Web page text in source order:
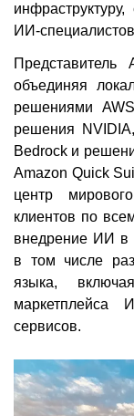
ИИ-
объединяя
решениями
решения
Bedrock и
Amazon Quick
центр
клиентов по
внедрение ИИ в
в том числе
языка,
маркетплейса
сервисов.